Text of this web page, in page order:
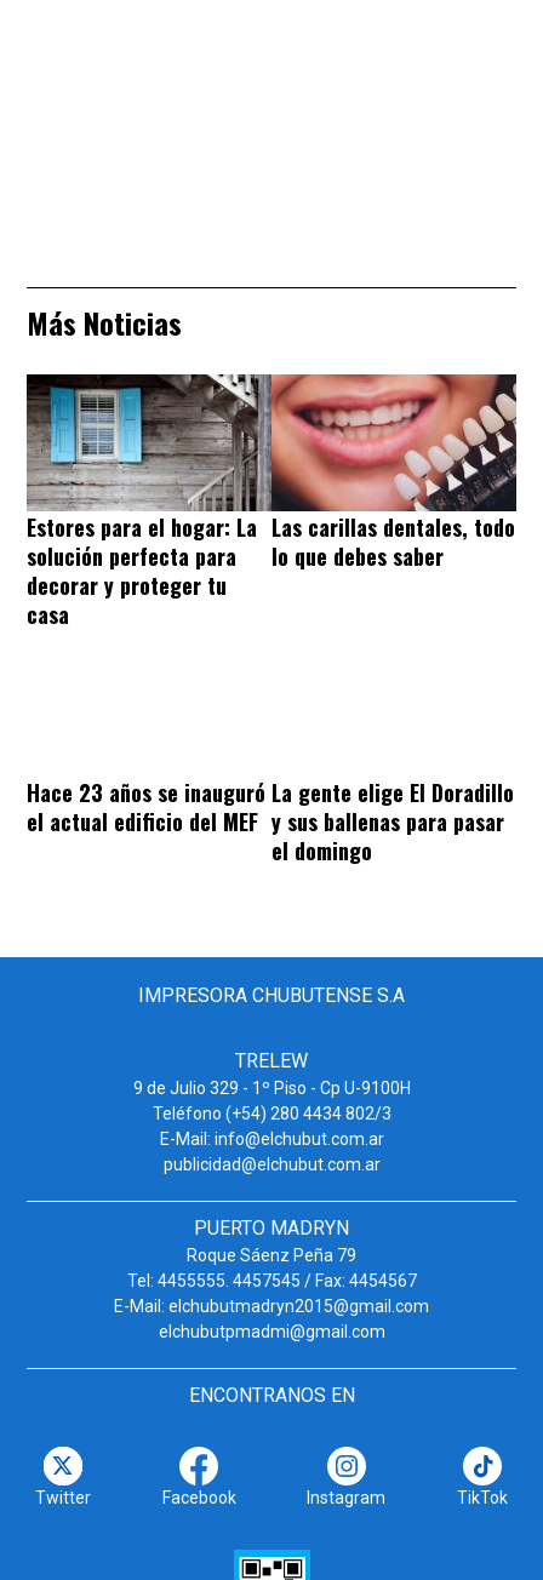
Más Noticias
Estores para el hogar: La
solución perfecta para
decorar y proteger tu
casa
Las carillas dentales, todo
lo que debes saber
Hace 23 años se inauguró
el actual edificio del MEF
La gente elige El Doradillo
y sus ballenas para pasar
el domingo
IMPRESORA CHUBUTENSE S.A
TRELEW
9 de Julio 329 - 1º Piso - Cp U-9100H
Teléfono (+54) 280 4434 802/3
E-Mail: info@elchubut.com.ar
publicidad@elchubut.com.ar
PUERTO MADRYN
Roque Sáenz Peña 79
Tel: 4455555. 4457545 / Fax: 4454567
E-Mail: elchubutmadryn2015@gmail.com
elchubutpmadmi@gmail.com
ENCONTRANOS EN
Twitter Facebook Instagram TikTok